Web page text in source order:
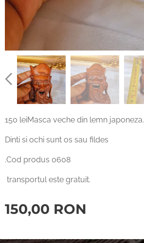
150 leiMasca veche din lemn japoneza.
Dinti si ochi sunt os sau fildes
.Cod produs 0608
transportul este gratuit.
150,00 RON